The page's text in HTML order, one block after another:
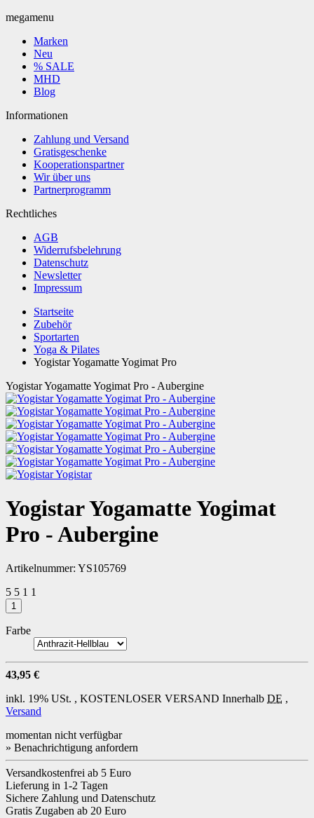
megamenu
Marken
Neu
% SALE
MHD
Blog
Informationen
Zahlung und Versand
Gratisgeschenke
Kooperationspartner
Wir über uns
Partnerprogramm
Rechtliches
AGB
Widerrufsbelehrung
Datenschutz
Newsletter
Impressum
Startseite
Zubehör
Sportarten
Yoga & Pilates
Yogistar Yogamatte Yogimat Pro
Yogistar Yogamatte Yogimat Pro - Aubergine
Yogistar
Yogistar Yogamatte Yogimat
Pro - Aubergine
Artikelnummer: YS105769
5 5 1 1
Farbe
43,95 €
inkl. 19% USt. , KOSTENLOSER VERSAND Innerhalb DE ,
Versand
momentan nicht verfügbar
» Benachrichtigung anfordern
Versandkostenfrei ab 5 Euro
Lieferung in 1-2 Tagen
Sichere Zahlung und Datenschutz
Gratis Zugaben ab 20 Euro